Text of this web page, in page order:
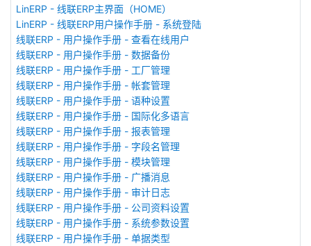
LinERP - 线联ERP主界面（HOME）
LinERP - 线联ERP用户操作手册 - 系统登陆
线联ERP - 用户操作手册 - 查看在线用户
线联ERP - 用户操作手册 - 数据备份
线联ERP - 用户操作手册 - 工厂管理
线联ERP - 用户操作手册 - 帐套管理
线联ERP - 用户操作手册 - 语种设置
线联ERP - 用户操作手册 - 国际化多语言
线联ERP - 用户操作手册 - 报表管理
线联ERP - 用户操作手册 - 字段名管理
线联ERP - 用户操作手册 - 模块管理
线联ERP - 用户操作手册 - 广播消息
线联ERP - 用户操作手册 - 审计日志
线联ERP - 用户操作手册 - 公司资料设置
线联ERP - 用户操作手册 - 系统参数设置
线联ERP - 用户操作手册 - 单据类型